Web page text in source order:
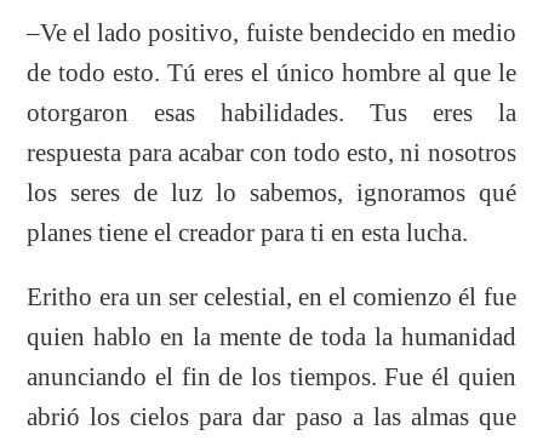
­­–Ve el lado positivo, fuiste bendecido en medio
de todo esto. Tú eres el único hombre al que le
otorgaron esas habilidades. Tus eres la
respuesta para acabar con todo esto, ni nosotros
los seres de luz lo sabemos, ignoramos qué
planes tiene el creador para ti en esta lucha.
Eritho era un ser celestial, en el comienzo él fue
quien hablo en la mente de toda la humanidad
anunciando el fin de los tiempos. Fue él quien
abrió los cielos para dar paso a las almas que